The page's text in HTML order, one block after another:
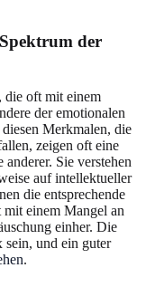
der
die oft mit einem
der emotionalen
Merkmalen, die
zeigen oft eine
Sie verstehen
auf intellektueller
die entsprechende
einem Mangel an
einher. Die
und ein guter
.